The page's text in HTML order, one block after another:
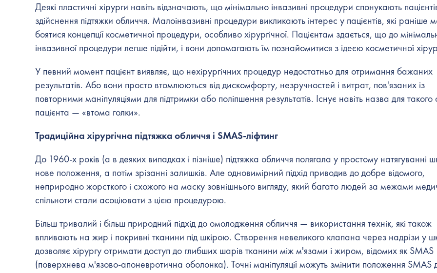
Деякі пластичні хірурги навіть відзначають, що мінімально інвазивні процедури спонукають
здійснення підтяжки обличчя. Малоінвазивні процедури викликають інтерес у пацієнтів, які раніше
боятися концепції косметичної процедури, особливо хірургічної. Пацієнтам здається, що до
інвазивної процедури легше підійти, і вони допомагають їм познайомитися з ідеєю косметичної
У певний момент пацієнт виявляє, що нехірургічних процедур недостатньо для отримання бажаних
результатів. Або вони просто втомлюються від дискомфорту, незручностей і витрат, пов'язаних із
повторними маніпуляціями для підтримки або поліпшення результатів. Існує навіть назва для такого
пацієнта — «втома голки».
Традиційна хірургічна підтяжка обличчя і SMAS-ліфтинг
До 1960-х років (а в деяких випадках і пізніше) підтяжка обличчя полягала у простому натягуванні
нове положення, а потім зрізанні залишків. Але одновимірний підхід приводив до добре відомого,
неприродно жорсткого і схожого на маску зовнішнього вигляду, який багато людей за межами
спільноти стали асоціювати з цією процедурою.
Більш тривалий і більш природний підхід до омолодження обличчя — використання технік, які також
впливають на жир і покривні тканини під шкірою. Створення невеликого клапана через надрізи у
дозволяє хірургу отримати доступ до глибших шарів тканини між м'язами і жиром, відомих як SMAS
(поверхнева м'язово-апоневротична оболонка). Точні маніпуляції можуть змінити положення SMAS